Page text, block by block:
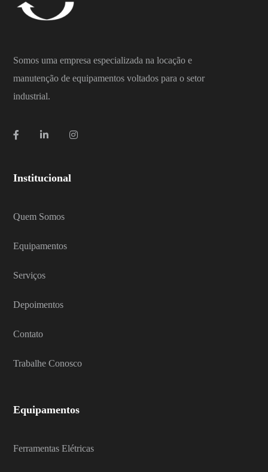
Somos uma empresa especializada na locação e
manutenção de equipamentos voltados para o setor
industrial.
Institucional
Quem Somos
Equipamentos
Serviços
Depoimentos
Contato
Trabalhe Conosco
Equipamentos
Ferramentas Elétricas